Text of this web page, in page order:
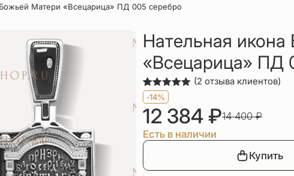
Акции
Матери «Всецарица» ПД 005 серебро
Нательная
«Всецарица» ПД
Рейтинг
5.00из 5
на основе
опроса
2
пользователей
(2 отзыва клиентов)
-14%
12 384₽14 400₽
Есть в наличии
Купить